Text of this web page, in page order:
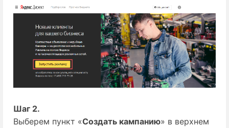
Шаг 2.
Выберем пункт «Создать кампанию» в верхнем